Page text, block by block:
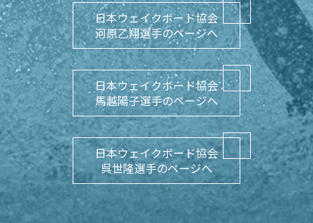
日本ウェイクボード協会
河原乙翔選手のページへ
日本ウェイクボード協会
馬越陽子選手のページへ
日本ウェイクボード協会
呉世隆選手のページへ